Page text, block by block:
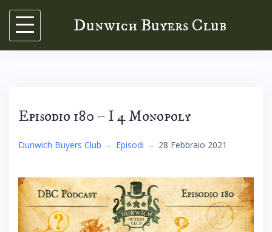
Skip
content
Dunwich Buyers Club
Episodio 180 – I 4 Monopoly
Dunwich Buyers Club – Episodi – 28 Febbraio 2021